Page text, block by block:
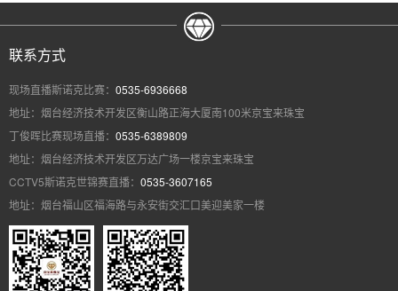
联系方式
现场直播斯诺克比赛： 0535-6936668
地址：烟台经济技术开发区衡山路正海大厦南100米京宝来珠宝
丁俊晖比赛现场直播： 0535-6389809
地址：烟台经济技术开发区万达广场一楼京宝来珠宝
CCTV5斯诺克世锦赛直播： 0535-3607165
地址：烟台福山区福海路与永安街交汇口美迎美家一楼